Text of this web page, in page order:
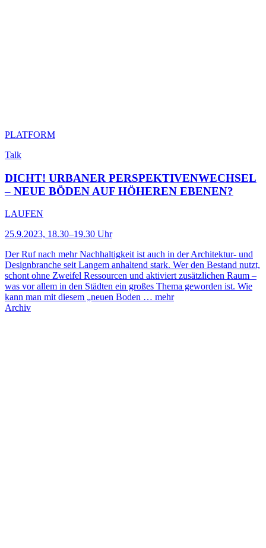
PLATFORM
Talk
DICHT! URBANER PERSPEKTIVENWECHSEL
– NEUE BÖDEN AUF HÖHEREN EBENEN?
LAUFEN
25.9.2023, 18.30–19.30 Uhr
Der Ruf nach mehr Nachhaltigkeit ist auch in der Architektur- und
Designbranche seit Langem anhaltend stark. Wer den Bestand nutzt,
schont ohne Zweifel Ressourcen und aktiviert zusätzlichen Raum –
was vor allem in den Städten ein großes Thema geworden ist. Wie
kann man mit diesem „neuen Boden … mehr
Archiv